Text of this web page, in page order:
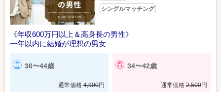
シングルマッチング
《年収600万円以上＆高身長の男性》
一年以内に結婚が理想の男女
36〜44歳
通常価格 4,900円
34〜42歳
通常価格 2,500円